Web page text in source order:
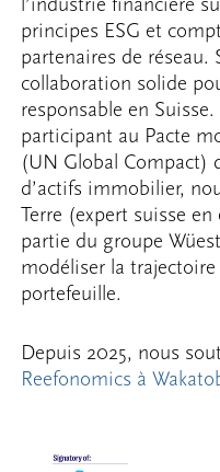
principes ESG et
partenaires de réseau.
collaboration solide
responsable en
participant au Pacte
(UN Global Compact)
d’actifs immobilier,
Terre (expert suisse
partie du groupe
modéliser la
portefeuille.
Depuis 2025, nous
Reefonomics à